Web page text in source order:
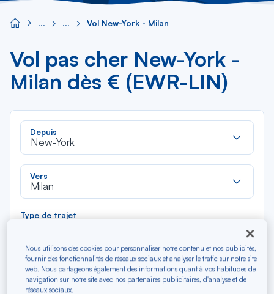
Vol New-York - Milan
Vol pas cher New-York -
Milan dès € (EWR-LIN)
Depuis
New-York
Vers
Milan
Type de trajet
Filtrer Vider
Nous utilisons des cookies pour personnaliser notre contenu et nos publicités,
fournir des fonctionnalités de réseaux sociaux et analyser le trafic sur notre site
web. Nous partageons également des informations quant à vos habitudes de
navigation sur notre site avec nos partenaires publicitaires, d'analyse et de
réseaux sociaux.